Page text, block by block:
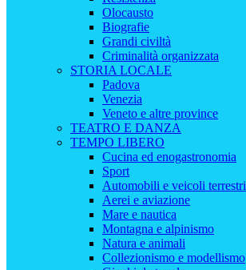
Olocausto
Biografie
Grandi civiltà
Criminalità organizzata
STORIA LOCALE
Padova
Venezia
Veneto e altre province
TEATRO E DANZA
TEMPO LIBERO
Cucina ed enogastronomia
Sport
Automobili e veicoli terrestri
Aerei e aviazione
Mare e nautica
Montagna e alpinismo
Natura e animali
Collezionismo e modellismo